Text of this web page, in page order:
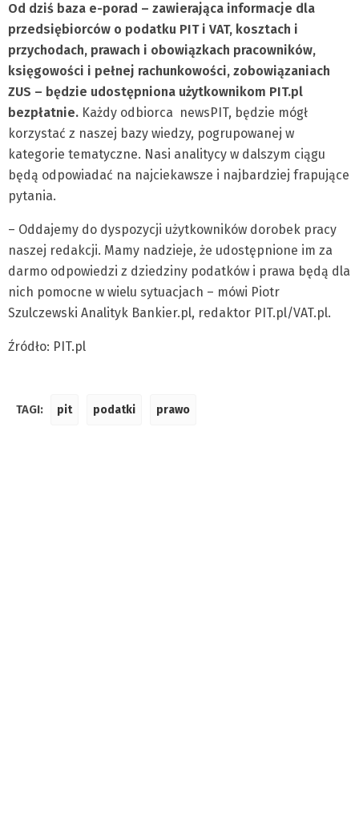
Od dziś baza e-porad – zawierająca informacje dla
przedsiębiorców o podatku PIT i VAT, kosztach i
przychodach, prawach i obowiązkach pracowników,
księgowości i pełnej rachunkowości, zobowiązaniach
ZUS – będzie udostępniona użytkownikom PIT.pl
bezpłatnie. Każdy odbiorca newsPIT, będzie mógł
korzystać z naszej bazy wiedzy, pogrupowanej w
kategorie tematyczne. Nasi analitycy w dalszym ciągu
będą odpowiadać na najciekawsze i najbardziej frapujące
pytania.
– Oddajemy do dyspozycji użytkowników dorobek pracy
naszej redakcji. Mamy nadzieje, że udostępnione im za
darmo odpowiedzi z dziedziny podatków i prawa będą dla
nich pomocne w wielu sytuacjach – mówi Piotr
Szulczewski Analityk Bankier.pl, redaktor PIT.pl/VAT.pl.
Źródło: PIT.pl
TAGI: pit podatki prawo